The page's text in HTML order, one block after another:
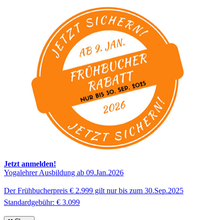
Jetzt anmelden!
Yogalehrer Ausbildung ab 09.Jan.2026
Der Frühbucherpreis € 2.999 gilt nur bis zum 30.Sep.2025
Standardgebühr: € 3.099